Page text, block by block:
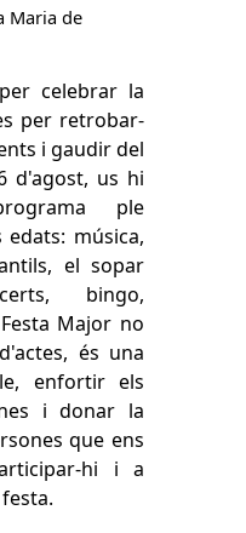
Maria de
celebrar la
per retrobar-
i gaudir del
d'agost, us hi
ple
música,
el sopar
bingo,
Major no
és una
enfortir els
i donar la
que ens
hi i a